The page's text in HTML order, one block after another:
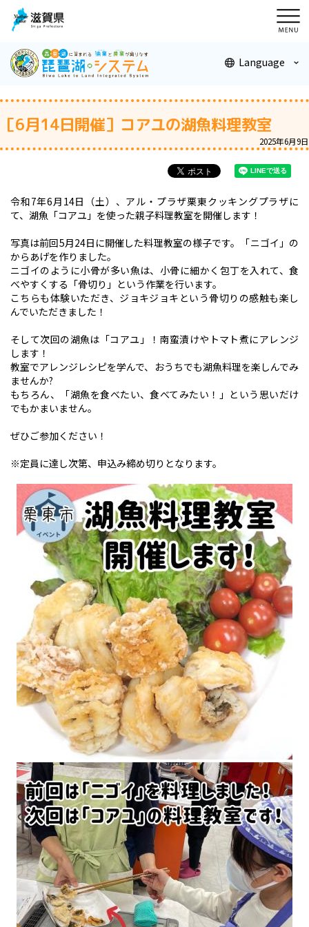
メニ
ュー
Language
［6月14日開催］コアユの湖魚料理教室
2025年6月9日
令和7年6月14日（土）、アル・プラザ栗東クッキングプラザに
て、湖魚「コアユ」を使った親子料理教室を開催します！
写真は前回5月24日に開催した料理教室の様子です。「ニゴイ」の
からあげを作りました。
ニゴイのように小骨が多い魚は、小骨に細かく包丁を入れて、食
べやすくする「骨切り」という作業を行います。
こちらも体験いただき、ジョキジョキという骨切りの感触も楽し
んでいただきました！
そして次回の湖魚は「コアユ」！南蛮漬けやトマト煮にアレンジ
します！
教室でアレンジレシピを学んで、おうちでも湖魚料理を楽しんでみ
ませんか?
もちろん、「湖魚を食べたい、食べてみたい！」という思いだけ
でもかまいません。
ぜひご参加ください！
※定員に達し次第、申込み締め切りとなります。